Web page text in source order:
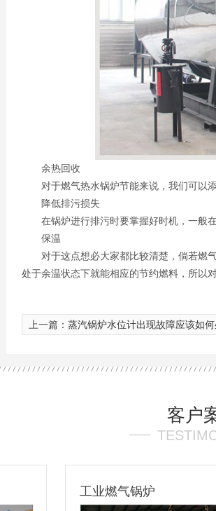
燃油热水
余热回收
对于燃气热水锅炉节能来说，我们可以添
降低排污损失
在锅炉进行排污时要掌握好时机，一般在
保温
对于这点想必大家都比较清楚，倘若燃气
处于余温状态下就能相应的节约燃料，所以
上一篇： 蒸汽锅炉水位计出现故障应该如
客户
蒸汽锅炉